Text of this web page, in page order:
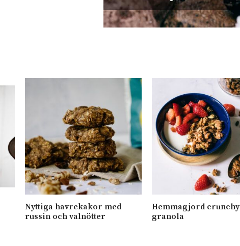
Nyttiga havrekakor med
russin och valnötter
Hemmagjord crunchy
granola